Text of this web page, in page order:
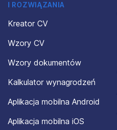
I ROZWIĄZANIA
Kreator CV
Wzory CV
Wzory dokumentów
Kalkulator wynagrodzeń
Aplikacja mobilna Android
Aplikacja mobilna iOS